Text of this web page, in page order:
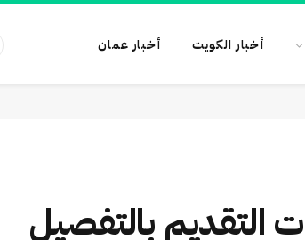
أخبار الكويت أخبار عمان